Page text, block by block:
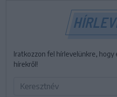
Iratkozzon fel hírlevelünkre, hogy
hírekről!